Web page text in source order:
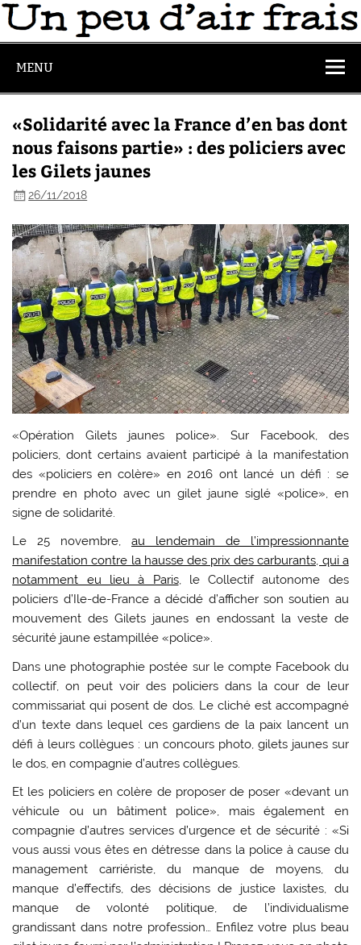
MENU
«Solidarité avec la France d’en bas dont
nous faisons partie» : des policiers avec
les Gilets jaunes
26/11/2018
«Opération Gilets jaunes police». Sur Facebook, des
policiers, dont certains avaient participé à la manifestation
des «policiers en colère» en 2016 ont lancé un défi : se
prendre en photo avec un gilet jaune siglé «police», en
signe de solidarité.
Le 25 novembre, au lendemain de l’impressionnante
manifestation contre la hausse des prix des carburants, qui a
notamment eu lieu à Paris, le Collectif autonome des
policiers d’Ile-de-France a décidé d’afficher son soutien au
mouvement des Gilets jaunes en endossant la veste de
sécurité jaune estampillée «police».
Dans une photographie postée sur le compte Facebook du
collectif, on peut voir des policiers dans la cour de leur
commissariat qui posent de dos. Le cliché est accompagné
d’un texte dans lequel ces gardiens de la paix lancent un
défi à leurs collègues : un concours photo, gilets jaunes sur
le dos, en compagnie d’autres collègues.
Et les policiers en colère de proposer de poser «devant un
véhicule ou un bâtiment police», mais également en
compagnie d’autres services d’urgence et de sécurité : «Si
vous aussi vous êtes en détresse dans la police à cause du
management carriériste, du manque de moyens, du
manque d’effectifs, des décisions de justice laxistes, du
manque de volonté politique, de l’individualisme
grandissant dans notre profession… Enfilez votre plus beau